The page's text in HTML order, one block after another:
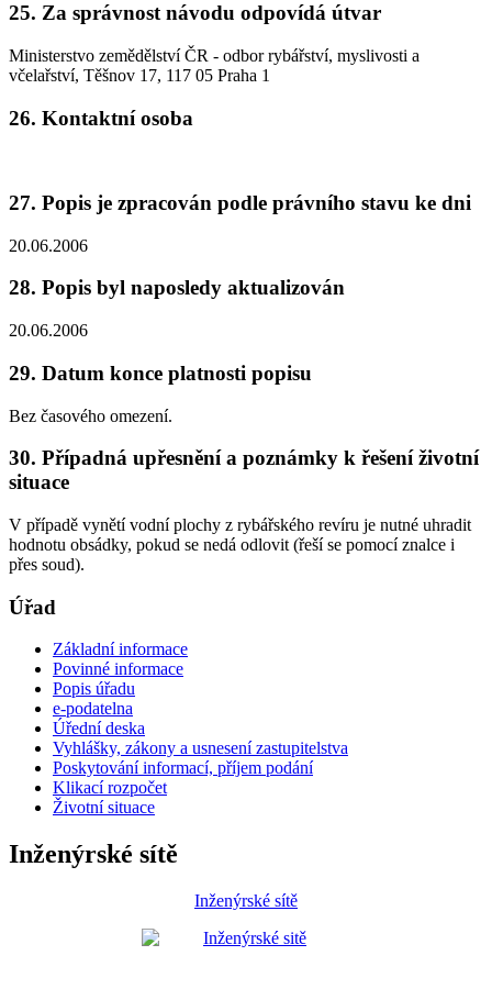
25. Za správnost návodu odpovídá útvar
Ministerstvo zemědělství ČR - odbor rybářství, myslivosti a
včelařství, Těšnov 17, 117 05 Praha 1
26. Kontaktní osoba
27. Popis je zpracován podle právního stavu ke dni
20.06.2006
28. Popis byl naposledy aktualizován
20.06.2006
29. Datum konce platnosti popisu
Bez časového omezení.
30. Případná upřesnění a poznámky k řešení životní
situace
V případě vynětí vodní plochy z rybářského revíru je nutné uhradit
hodnotu obsádky, pokud se nedá odlovit (řeší se pomocí znalce i
přes soud).
Úřad
Základní informace
Povinné informace
Popis úřadu
e-podatelna
Úřední deska
Vyhlášky, zákony a usnesení zastupitelstva
Poskytování informací, příjem podání
Klikací rozpočet
Životní situace
Inženýrské sítě
Inženýrské sítě